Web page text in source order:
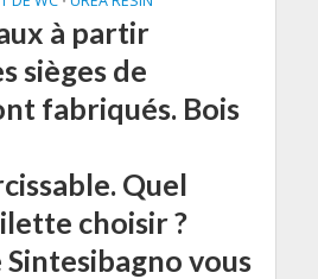
à partir
sièges de
fabriqués. Bois
Quel
choisir ?
Sintesibagno vous